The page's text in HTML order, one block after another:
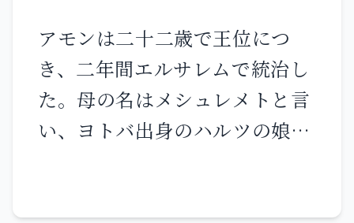
の民を憐れまれた。 主は民に答
えられた。 「私は穀物と新しい
ぶどう酒 また新しいオリーブ油
を送り あなたがたを満ち足らせ
ビデの家よ、主はこう言われ
る。 朝ごとに公正な裁きを行い
搾取されている者を虐げる者の
手から救い出せ。 さもなけれ
アモンは二十二歳で王位につ
き、二年間エルサレムで統治し
た。母の名はメシュレメトと言
い、ヨトバ出身のハルツの娘で